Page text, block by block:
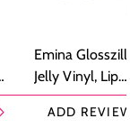
Emina
Jelly Vinyl, Lip
Cream Glossy
Ringan
ADD